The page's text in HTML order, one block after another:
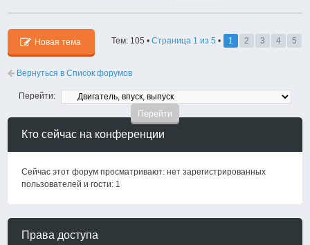
Новая тема Тем: 105 • Страница 1 из 5 • 1 2 3 4 5
Вернуться в Список форумов
Перейти:
Кто сейчас на конференции
Сейчас этот форум просматривают: нет зарегистрированных
пользователей и гости: 1
Права доступа